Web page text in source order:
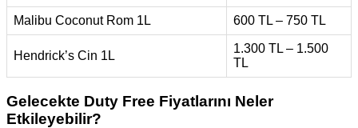
Malibu Coconut Rom 1L 600 TL – 750 TL
Hendrick’s Cin 1L
1.300 TL – 1.500
TL
Gelecekte Duty Free Fiyatlarını Neler
Etkileyebilir?